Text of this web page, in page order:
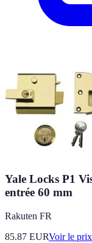
Yale Locks P1
entrée 60 mm
Rakuten FR
85.87 EURVoir le prix